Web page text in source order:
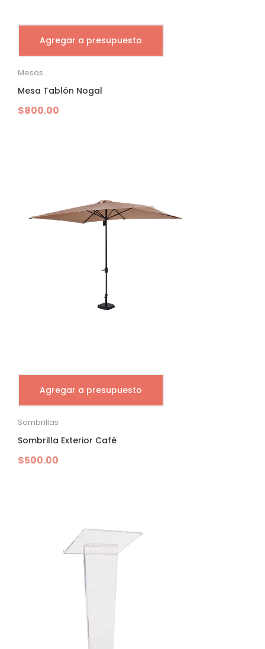
Agregar a presupuesto
Mesas
Mesa Tablón Nogal
$800.00
Agregar a presupuesto
Sombrillas
Sombrilla Exterior Café
$500.00